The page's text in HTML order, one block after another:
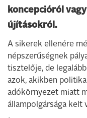
koncepcióról
újításokról.
A sikerek ellenére
népszerűségnek
tisztelője, de
azok, akikben
adókörnyezet miatt
állampolgársága kelt